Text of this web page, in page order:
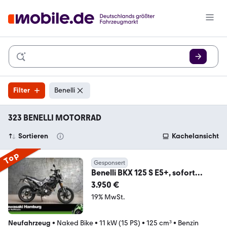
Filter Benelli
323 BENELLI MOTORRAD
Sortieren Kachelansicht
Top Gesponsert
Benelli BKX 125 S E5+, sofort
lieferbar, Lieferservice
3.950 €
19% MwSt.
Neufahrzeug • Naked Bike• 11 kW (15 PS) • 125 cm³• Benzin